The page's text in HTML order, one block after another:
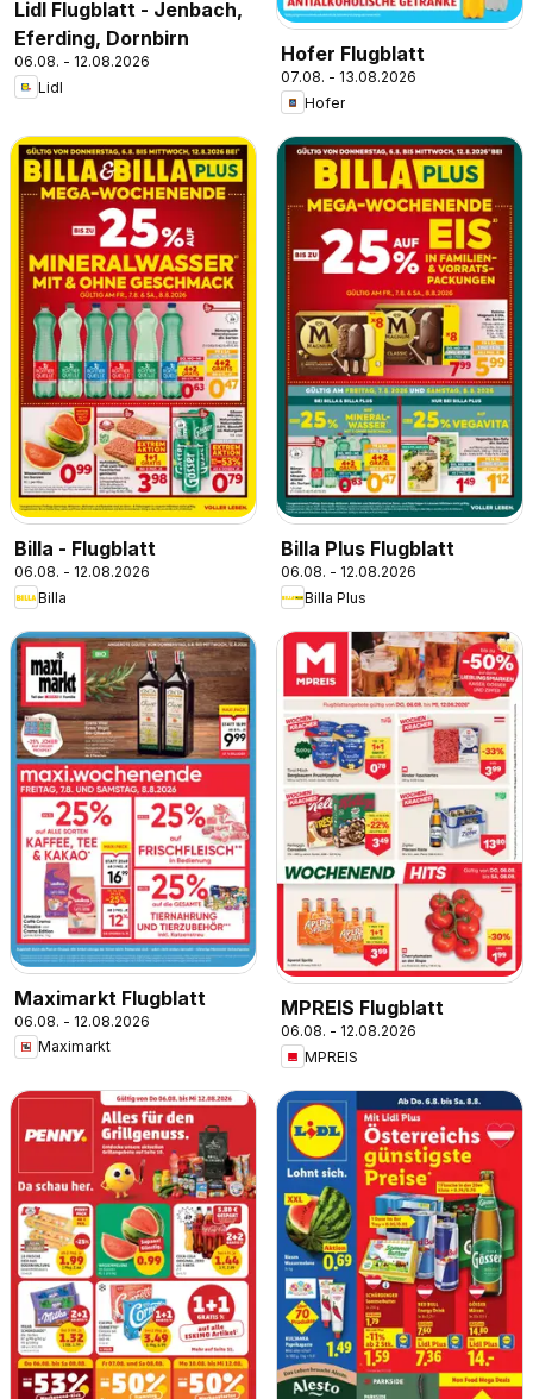
Lidl Flugblatt - Jenbach,
Eferding, Dornbirn
06.08. - 12.08.2026
Lidl
Hofer Flugblatt
07.08. - 13.08.2026
Hofer
Billa - Flugblatt
06.08. - 12.08.2026
Billa
Billa Plus Flugblatt
06.08. - 12.08.2026
Billa Plus
Maximarkt Flugblatt
06.08. - 12.08.2026
Maximarkt
MPREIS Flugblatt
06.08. - 12.08.2026
MPREIS